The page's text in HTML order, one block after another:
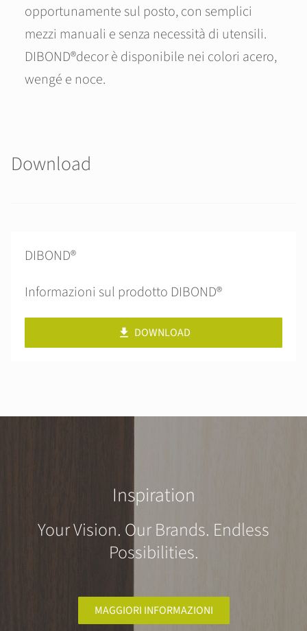
opportunamente sul posto, con semplici
mezzi manuali e senza necessità di utensili.
DIBOND®decor è disponibile nei colori acero,
wengé e noce.
Download
DIBOND®
Informazioni sul prodotto DIBOND®
DOWNLOAD
Inspiration
Your Vision. Our Brands. Endless
Possibilities.
MAGGIORI INFORMAZIONI